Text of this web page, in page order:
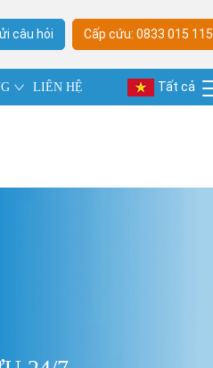
câu hỏi Cấp cứu: 0833 015 115
LIÊN HỆ Tất cả